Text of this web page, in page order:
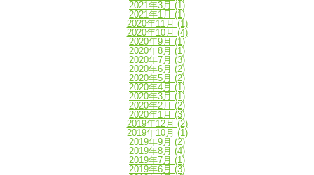
2021年3月 (1)
2021年1月 (1)
2020年11月 (1)
2020年10月 (4)
2020年9月 (1)
2020年8月 (1)
2020年7月 (3)
2020年6月 (2)
2020年5月 (2)
2020年4月 (1)
2020年3月 (1)
2020年2月 (2)
2020年1月 (3)
2019年12月 (2)
2019年10月 (1)
2019年9月 (2)
2019年8月 (4)
2019年7月 (1)
2019年6月 (3)